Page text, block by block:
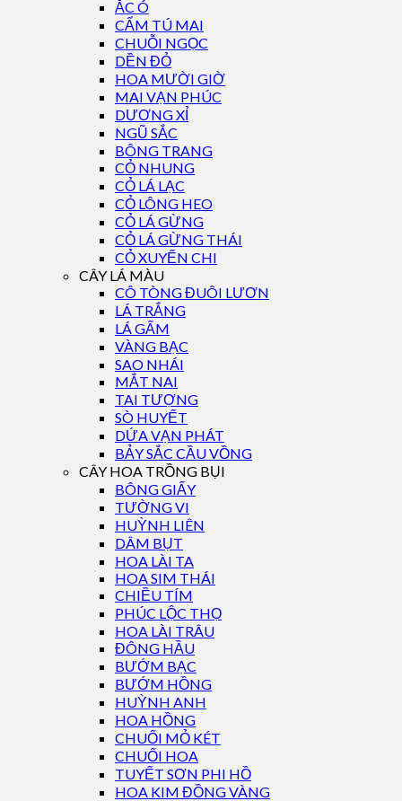
ẮC Ó
CẨM TÚ MAI
CHUỖI NGỌC
DỀN ĐỎ
HOA MƯỜI GIỜ
MAI VẠN PHÚC
DƯƠNG XỈ
NGŨ SẮC
BÔNG TRANG
CỎ NHUNG
CỎ LÁ LẠC
CỎ LÔNG HEO
CỎ LÁ GỪNG
CỎ LÁ GỪNG THÁI
CỎ XUYẾN CHI
CÂY LÁ MÀU
CÔ TÒNG ĐUÔI LƯƠN
LÁ TRẮNG
LÁ GẤM
VÀNG BẠC
SAO NHÁI
MẮT NAI
TAI TƯỢNG
SÒ HUYẾT
DỨA VẠN PHÁT
BẢY SẮC CẦU VỒNG
CÂY HOA TRỒNG BỤI
BÔNG GIẤY
TƯỜNG VI
HUỲNH LIÊN
DÂM BỤT
HOA LÀI TA
HOA SIM THÁI
CHIỀU TÍM
PHÚC LỘC THỌ
HOA LÀI TRÂU
ĐÔNG HẦU
BƯỚM BẠC
BƯỚM HỒNG
HUỲNH ANH
HOA HỒNG
CHUỐI MỎ KÉT
CHUỐI HOA
TUYẾT SƠN PHI HỒ
HOA KIM ĐỒNG VÀNG